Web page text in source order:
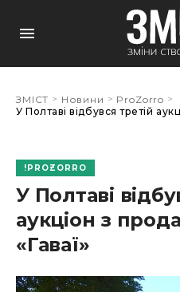
ЗМІСТ > Новини > ProZorro >
У Полтаві відбувся третій
PROZORRO
У Полтаві
аукціон з
«Гаваї»